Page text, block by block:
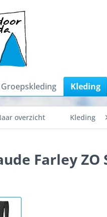
Kleding
overzicht Kleding
Farley